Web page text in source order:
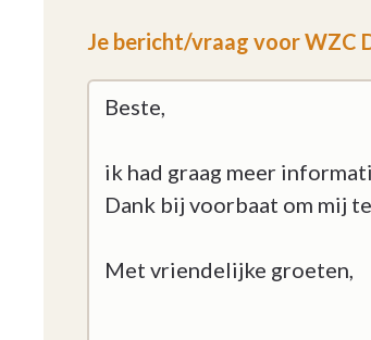
Je bericht/vraag voor WZC